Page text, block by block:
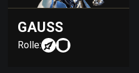
GAUSS
Rolle: